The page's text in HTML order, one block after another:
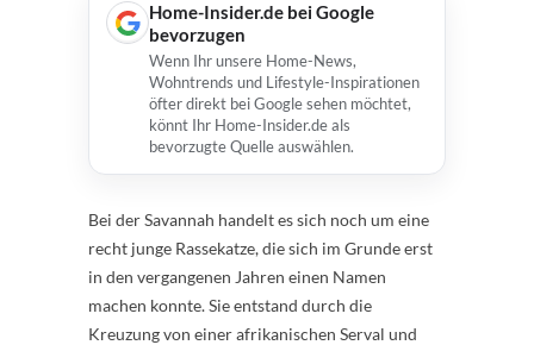
Home-Insider.de bei Google
bevorzugen
Wenn Ihr unsere Home-News,
Wohntrends und Lifestyle-Inspirationen
öfter direkt bei Google sehen möchtet,
könnt Ihr Home-Insider.de als
bevorzugte Quelle auswählen.
Bei der Savannah handelt es sich noch um eine
recht junge Rassekatze, die sich im Grunde erst
in den vergangenen Jahren einen Namen
machen konnte. Sie entstand durch die
Kreuzung von einer afrikanischen Serval und